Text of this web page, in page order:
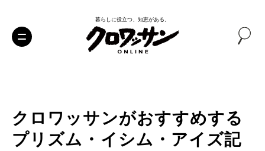
暮らしに役立つ、知恵がある。
クロワッサンがおすすめする
プリズム・イシム・アイズ記